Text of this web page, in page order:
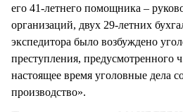
его 41-летнего помощника –
организаций, двух 29-летних
экспедитора было возбуждено
преступления, предусмотренного
настоящее время уголовные дела
производство».